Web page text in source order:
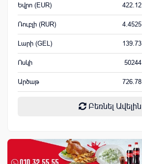
Եվրո (EUR) 422.12
Ռուբլի (RUR) 4.4525
Լարի (GEL) 139.73
Ոսկի 50244
Արծաթ 726.78
Բեռնել Ավելին